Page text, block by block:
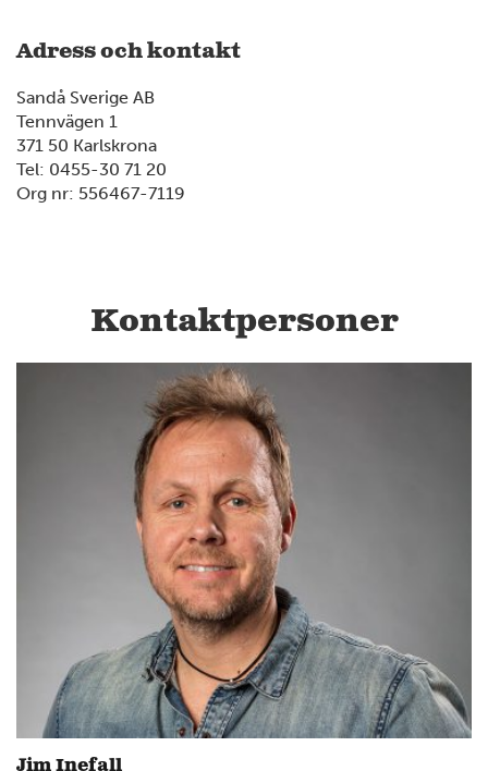
Adress och kontakt
Sandå Sverige AB
Tennvägen 1
371 50 Karlskrona
Tel: 0455-30 71 20
Org nr: 556467-7119
Kontaktpersoner
Jim Inefall